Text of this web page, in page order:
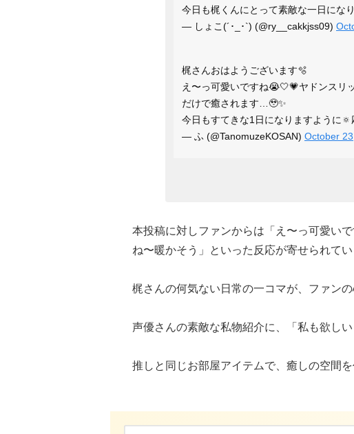
今日も梶くんにとって素敵な一日にな
— しょこ(´･_･`) (@ry__cakkjss09)
梶さんおはようございます🫧
え〜っ可愛いですね😭🤍💗ヤドンスリ
だけで癒されます…🥹✨
今日もすてきな1日になりますように🔅
— ふ (@TanomuzeKOSAN) October
本投稿に対しファンからは「え〜っ可愛い
ね〜暖かそう」といった反応が寄せられてい
梶さんの何気ない日常の一コマが、ファンの
声優さんの素敵な私物紹介に、「私も欲し
推しと同じお部屋アイテムで、癒しの空間